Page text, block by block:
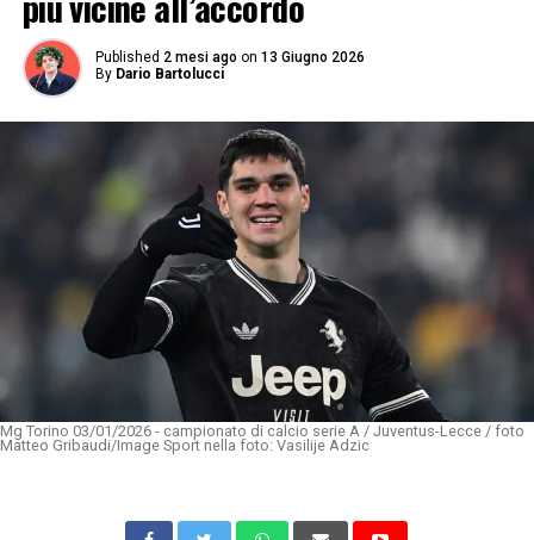
Published 2 mesi ago on 13 Giugno 2026
By Dario Bartolucci
Mg Torino 03/01/2026 - campionato di calcio serie A / Juventus-Lecce / foto
Matteo Gribaudi/Image Sport nella foto: Vasilije Adzic